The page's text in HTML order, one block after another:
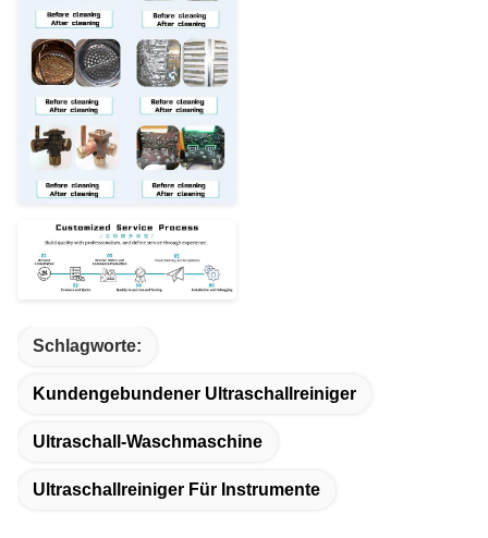
Schlagworte:
Kundengebundener Ultraschallreiniger
Ultraschall-Waschmaschine
Ultraschallreiniger Für Instrumente